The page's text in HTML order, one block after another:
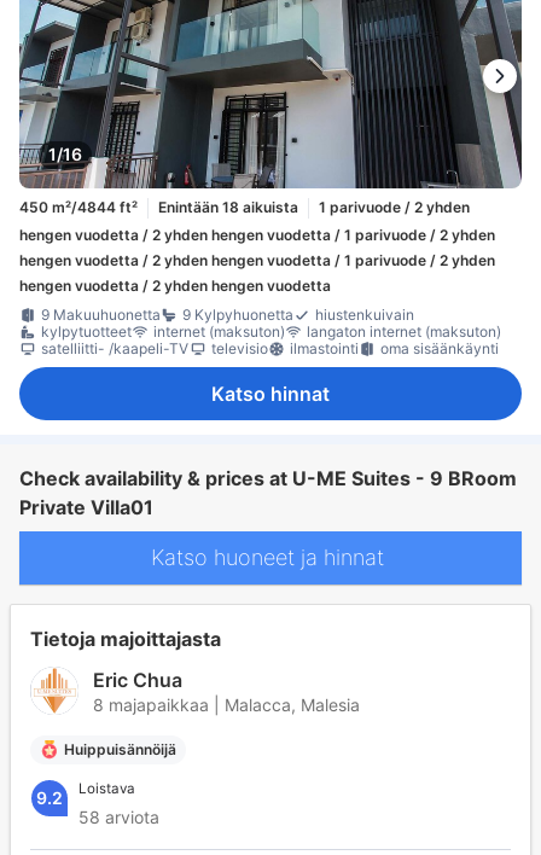
1/16
450 m²/4844 ft² Enintään 18 aikuista
1 parivuode / 2 yhden
hengen vuodetta / 2 yhden hengen vuodetta / 1 parivuode / 2 yhden
hengen vuodetta / 2 yhden hengen vuodetta / 1 parivuode / 2 yhden
hengen vuodetta / 2 yhden hengen vuodetta
9 Makuuhuonetta
9 Kylpyhuonetta
hiustenkuivain
kylpytuotteet
internet (maksuton)
langaton internet (maksuton)
satelliitti- /kaapeli-TV
televisio ilmastointi oma sisäänkäynti
Katso hinnat
Check availability & prices at U-ME Suites - 9 BRoom
Private Villa01
Katso huoneet ja hinnat
Tietoja majoittajasta
Eric Chua
8 majapaikkaa | Malacca, Malesia
Huippuisännöijä
9.2 Loistava
58 arviota